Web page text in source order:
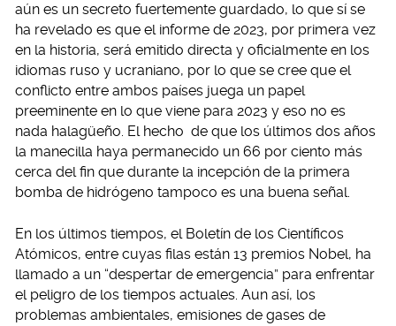
aún es un secreto fuertemente guardado, lo que sí se
ha revelado es que el informe de 2023, por primera vez
en la historia, será emitido directa y oficialmente en los
idiomas ruso y ucraniano, por lo que se cree que el
conflicto entre ambos países juega un papel
preeminente en lo que viene para 2023 y eso no es
nada halagüeño. El hecho de que los últimos dos años
la manecilla haya permanecido un 66 por ciento más
cerca del fin que durante la incepción de la primera
bomba de hidrógeno tampoco es una buena señal.
En los últimos tiempos, el Boletín de los Científicos
Atómicos, entre cuyas filas están 13 premios Nobel, ha
llamado a un “despertar de emergencia” para enfrentar
el peligro de los tiempos actuales. Aun así, los
problemas ambientales, emisiones de gases de